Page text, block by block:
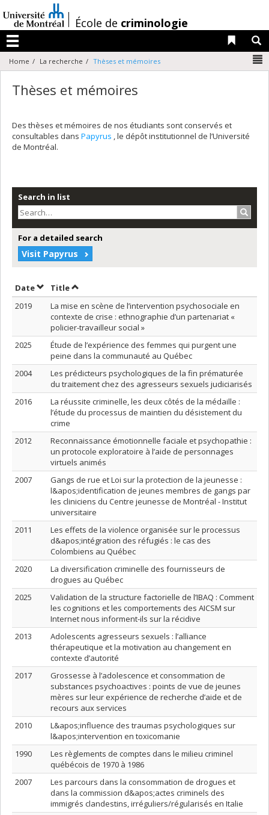
au
contenu
/École de criminologie
Menu
Liens
Home La recherche Thèses et mémoires
Thèses et mémoires
Des thèses et mémoires de nos étudiants sont conservés et
consultables dans Papyrus , le dépôt institutionnel de l’Université
de Montréal.
Search in list
For a detailed search
Visit Papyrus
DateSort by date in ascending order
TitleSort by title in ascending order
2019
La mise en scène de l’intervention psychosociale en
contexte de crise : ethnographie d’un partenariat «
policier-travailleur social »
2025
Étude de l’expérience des femmes qui purgent une
peine dans la communauté au Québec
2004
Les prédicteurs psychologiques de la fin prématurée
du traitement chez des agresseurs sexuels judiciarisés
2016
La réussite criminelle, les deux côtés de la médaille :
l’étude du processus de maintien du désistement du
crime
2012
Reconnaissance émotionnelle faciale et psychopathie :
un protocole exploratoire à l’aide de personnages
virtuels animés
2007
Gangs de rue et Loi sur la protection de la jeunesse :
l&apos;identification de jeunes membres de gangs par
les cliniciens du Centre jeunesse de Montréal - Institut
universitaire
2011
Les effets de la violence organisée sur le processus
d&apos;intégration des réfugiés : le cas des
Colombiens au Québec
2020
La diversification criminelle des fournisseurs de
drogues au Québec
2025
Validation de la structure factorielle de l’IBAQ : Comment
les cognitions et les comportements des AICSM sur
Internet nous informent-ils sur la récidive
2013
Adolescents agresseurs sexuels : l’alliance
thérapeutique et la motivation au changement en
contexte d’autorité
2017
Grossesse à l’adolescence et consommation de
substances psychoactives : points de vue de jeunes
mères sur leur expérience de recherche d’aide et de
recours aux services
2010
L&apos;influence des traumas psychologiques sur
l&apos;intervention en toxicomanie
1990
Les règlements de comptes dans le milieu criminel
québécois de 1970 à 1986
2007
Les parcours dans la consommation de drogues et
dans la commission d&apos;actes criminels des
immigrés clandestins, irréguliers/régularisés en Italie